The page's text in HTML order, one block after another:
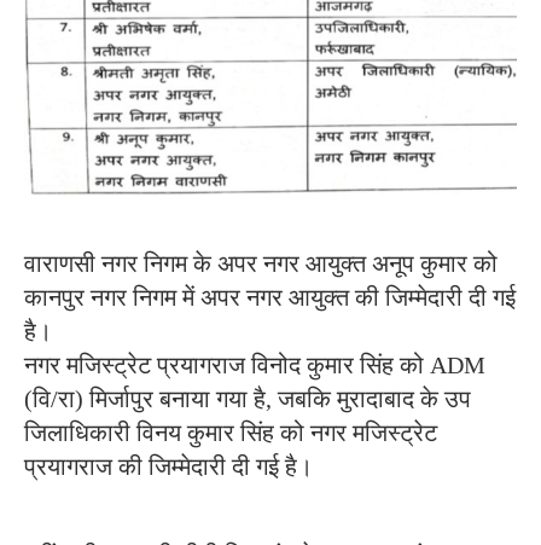
वाराणसी नगर निगम के अपर नगर आयुक्त अनूप कुमार को
कानपुर नगर निगम में अपर नगर आयुक्त की जिम्मेदारी दी गई
है।
नगर मजिस्ट्रेट प्रयागराज विनोद कुमार सिंह को ADM
(वि/रा) मिर्जापुर बनाया गया है, जबकि मुरादाबाद के उप
जिलाधिकारी विनय कुमार सिंह को नगर मजिस्ट्रेट
प्रयागराज की जिम्मेदारी दी गई है।